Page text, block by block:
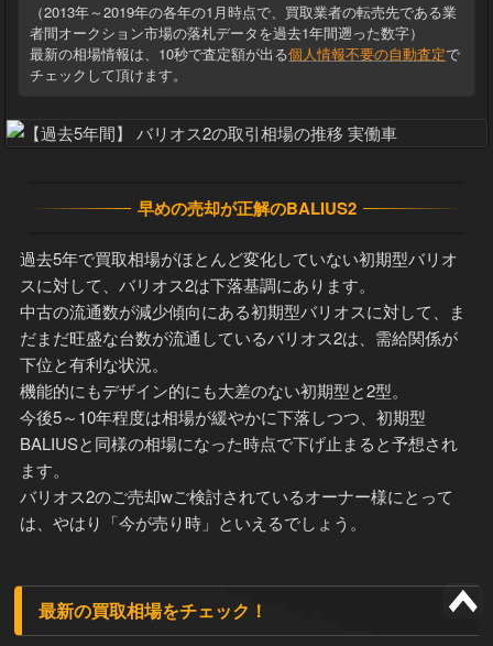
（2013年～2019年の各年の1月時点で、買取業者の転売先である業
者間オークション市場の落札データを過去1年間遡った数字）
最新の相場情報は、10秒で査定額が出る個人情報不要の自動査定で
チェックして頂けます。
早めの売却が正解のBALIUS2
過去5年で買取相場がほとんど変化していない初期型バリオ
スに対して、バリオス2は下落基調にあります。
中古の流通数が減少傾向にある初期型バリオスに対して、ま
だまだ旺盛な台数が流通しているバリオス2は、需給関係が
下位と有利な状況。
機能的にもデザイン的にも大差のない初期型と2型。
今後5～10年程度は相場が緩やかに下落しつつ、初期型
BALIUSと同様の相場になった時点で下げ止まると予想され
ます。
バリオス2のご売却wご検討されているオーナー様にとって
は、やはり「今が売り時」といえるでしょう。
最新の買取相場をチェック！